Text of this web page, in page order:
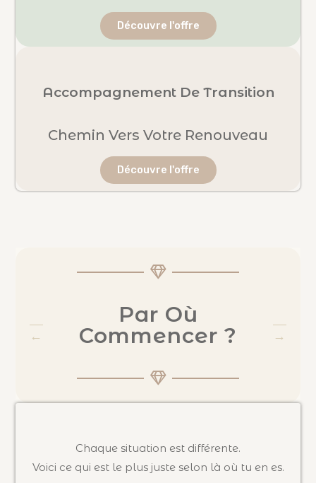
Découvre l'offre
Accompagnement De Transition
Chemin Vers Votre Renouveau
Découvre l'offre
Par Où
Commencer ?
Chaque situation est différente.
Voici ce qui est le plus juste selon là où tu en es.